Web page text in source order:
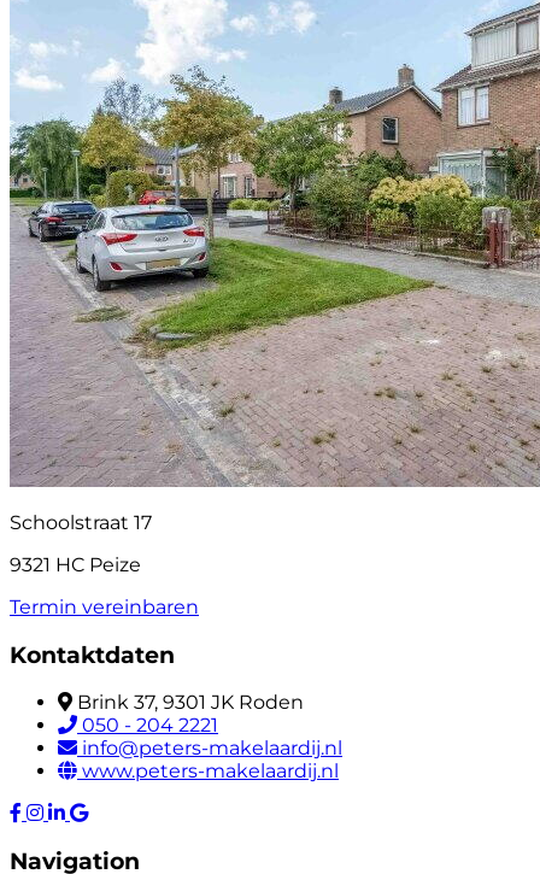
Schoolstraat 17
9321 HC Peize
Termin vereinbaren
Kontaktdaten
Brink 37, 9301 JK Roden
050 - 204 2221
info@peters-makelaardij.nl
www.peters-makelaardij.nl
Navigation